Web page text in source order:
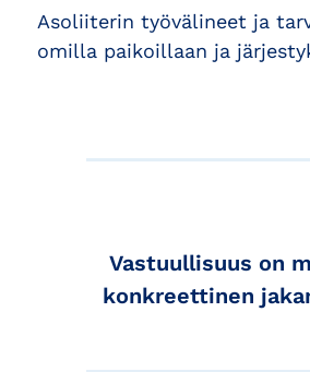
Asoliiterin työvälineet ja
omilla paikoillaan ja
Vastuullisuus on
konkreettinen